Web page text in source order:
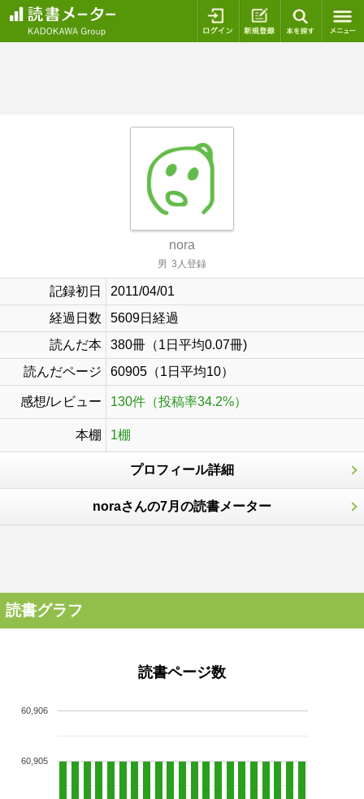
ログイン 新規登録
nora
男 3人登録
記録初日
2011/04/01
経過日数
5609日経過
読んだ本
380冊（1日平均0.07冊)
読んだページ
60905（1日平均10）
感想/レビュー 130件（投稿率34.2%）
本棚 1棚
プロフィール詳細
noraさんの7月の読書メーター
読書グラフ
読書ページ数
60,905
60,906